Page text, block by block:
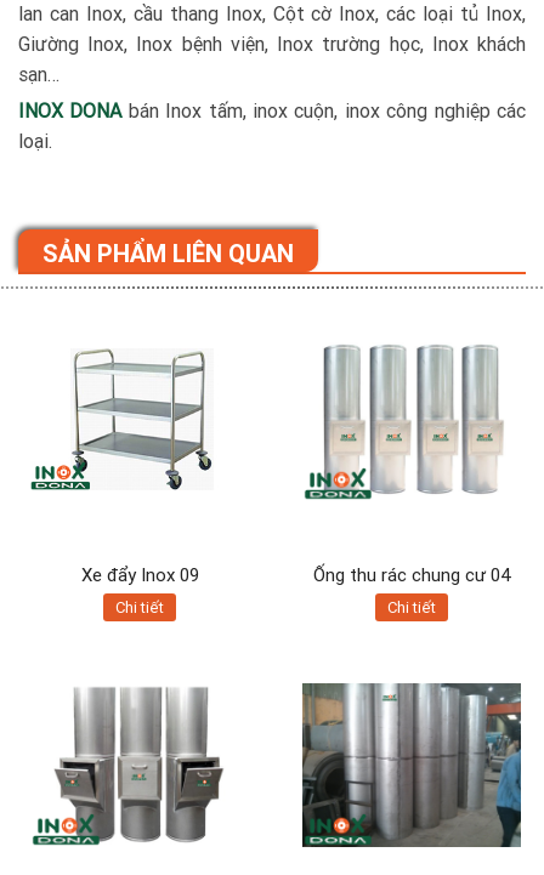
lan can Inox, cầu thang Inox, Cột cờ Inox, các loại tủ Inox,
Giường Inox, Inox bệnh viện, Inox trường học, Inox khách
sạn…
INOX DONAbán Inox tấm, inox cuộn, inox công nghiệp các
loại.
SẢN PHẨM LIÊN QUAN
Xe đẩy Inox 09
Chi tiết
Ống thu rác chung cư 04
Chi tiết